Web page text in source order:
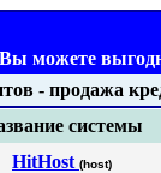
Вы можете
- продажа
системы
HitHost (host)